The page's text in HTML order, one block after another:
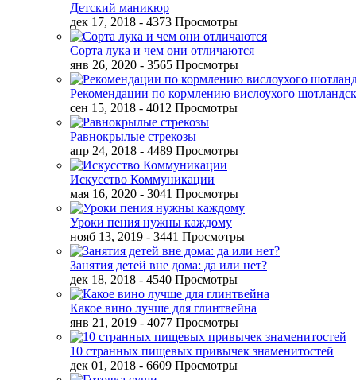
Детский маникюр
дек 17, 2018 - 4373 Просмотры
Сорта лука и чем они отличаются
янв 26, 2020 - 3565 Просмотры
Рекомендации по кормлению вислоухого
сен 15, 2018 - 4012 Просмотры
Равнокрылые стрекозы
апр 24, 2018 - 4489 Просмотры
Искусство Коммуникации
мая 16, 2020 - 3041 Просмотры
Уроки пения нужны каждому
нояб 13, 2019 - 3441 Просмотры
Занятия детей вне дома: да или нет?
дек 18, 2018 - 4540 Просмотры
Какое вино лучше для глинтвейна
янв 21, 2019 - 4077 Просмотры
10 странных пищевых привычек знаменитостей
дек 01, 2018 - 6609 Просмотры